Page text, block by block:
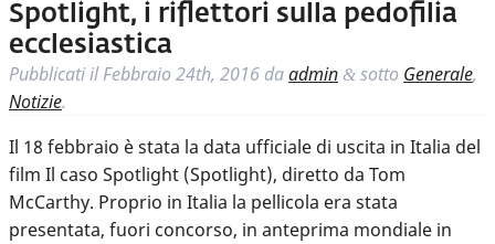
Spotlight, i riflettori sulla pedofilia
ecclesiastica
Pubblicati ilFebbraio 24th, 2016 daadmin & sotto Generale,
Notizie.
Il 18 febbraio è stata la data ufficiale di uscita in Italia del
film Il caso Spotlight (Spotlight), diretto da Tom
McCarthy. Proprio in Italia la pellicola era stata
presentata, fuori concorso, in anteprima mondiale in